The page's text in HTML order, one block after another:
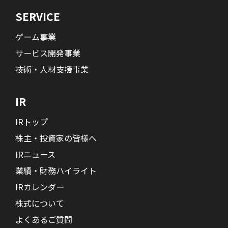
SERVICE
ゲーム事業
サービス開発事業
技術・人材支援事業
IR
IRトップ
株主・投資家の皆様へ
IRニュース
業績・財務ハイライト
IRカレンダー
株式について
よくあるご質問